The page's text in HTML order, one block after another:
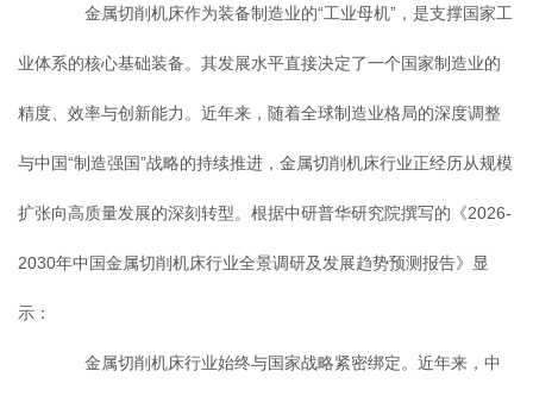
金属切削机床作为装备制造业的“工业母机”，是支撑国家工
业体系的核心基础装备。其发展水平直接决定了一个国家制造业的
精度、效率与创新能力。近年来，随着全球制造业格局的深度调整
与中国“制造强国”战略的持续推进，金属切削机床行业正经历从规模
扩张向高质量发展的深刻转型。根据中研普华研究院撰写的《2026-
2030年中国金属切削机床行业全景调研及发展趋势预测报告》显
示：
金属切削机床行业始终与国家战略紧密绑定。近年来，中